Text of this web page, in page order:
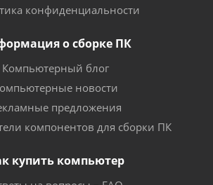
конфиденциальности
о сборке ПК
Компьютерный блог
новости
предложения
компонентов для сборки ПК
купить компьютер